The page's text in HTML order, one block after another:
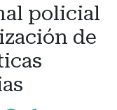
policial
de